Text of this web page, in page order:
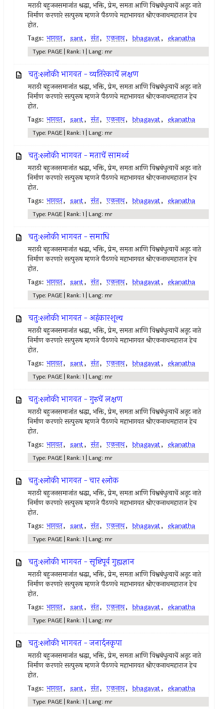
मराठी बहुजनसमाजांत श्रद्धा, भक्ति, प्रेम, समता आणि विश्वबंधुत्वाचें अतूट नाते
निर्माण करणारे सत्पुरूष म्हणजे पैठणचे महाभागवत श्रीएकनाथमहाराज हेच
होत.
Tags: भागवत, sant, संत, एकनाथ, bhagavat, ekanatha
Type: PAGE | Rank: 1 | Lang: mr
चतुःश्लोकी भागवत - व्यतिरेकाचें लक्षण
मराठी बहुजनसमाजांत श्रद्धा, भक्ति, प्रेम, समता आणि विश्वबंधुत्वाचें अतूट नाते
निर्माण करणारे सत्पुरूष म्हणजे पैठणचे महाभागवत श्रीएकनाथमहाराज हेच
होत.
Tags: भागवत, sant, संत, एकनाथ, bhagavat, ekanatha
Type: PAGE | Rank: 1 | Lang: mr
चतुःश्लोकी भागवत - मताचें सामर्थ्य
मराठी बहुजनसमाजांत श्रद्धा, भक्ति, प्रेम, समता आणि विश्वबंधुत्वाचें अतूट नाते
निर्माण करणारे सत्पुरूष म्हणजे पैठणचे महाभागवत श्रीएकनाथमहाराज हेच
होत.
Tags: भागवत, sant, संत, एकनाथ, bhagavat, ekanatha
Type: PAGE | Rank: 1 | Lang: mr
चतुःश्लोकी भागवत - समाधि
मराठी बहुजनसमाजांत श्रद्धा, भक्ति, प्रेम, समता आणि विश्वबंधुत्वाचें अतूट नाते
निर्माण करणारे सत्पुरूष म्हणजे पैठणचे महाभागवत श्रीएकनाथमहाराज हेच
होत.
Tags: भागवत, sant, संत, एकनाथ, bhagavat, ekanatha
Type: PAGE | Rank: 1 | Lang: mr
चतुःश्लोकी भागवत - अहंकारशून्य
मराठी बहुजनसमाजांत श्रद्धा, भक्ति, प्रेम, समता आणि विश्वबंधुत्वाचें अतूट नाते
निर्माण करणारे सत्पुरूष म्हणजे पैठणचे महाभागवत श्रीएकनाथमहाराज हेच
होत.
Tags: भागवत, sant, संत, एकनाथ, bhagavat, ekanatha
Type: PAGE | Rank: 1 | Lang: mr
चतुःश्लोकी भागवत - गुरुचें लक्षण
मराठी बहुजनसमाजांत श्रद्धा, भक्ति, प्रेम, समता आणि विश्वबंधुत्वाचें अतूट नाते
निर्माण करणारे सत्पुरूष म्हणजे पैठणचे महाभागवत श्रीएकनाथमहाराज हेच
होत.
Tags: भागवत, sant, संत, एकनाथ, bhagavat, ekanatha
Type: PAGE | Rank: 1 | Lang: mr
चतुःश्लोकी भागवत - चार श्लोक
मराठी बहुजनसमाजांत श्रद्धा, भक्ति, प्रेम, समता आणि विश्वबंधुत्वाचें अतूट नाते
निर्माण करणारे सत्पुरूष म्हणजे पैठणचे महाभागवत श्रीएकनाथमहाराज हेच
होत.
Tags: भागवत, sant, संत, एकनाथ, bhagavat, ekanatha
Type: PAGE | Rank: 1 | Lang: mr
चतुःश्लोकी भागवत - सृष्टिपूर्व गुह्यज्ञान
मराठी बहुजनसमाजांत श्रद्धा, भक्ति, प्रेम, समता आणि विश्वबंधुत्वाचें अतूट नाते
निर्माण करणारे सत्पुरूष म्हणजे पैठणचे महाभागवत श्रीएकनाथमहाराज हेच
होत.
Tags: भागवत, sant, संत, एकनाथ, bhagavat, ekanatha
Type: PAGE | Rank: 1 | Lang: mr
चतुःश्लोकी भागवत - जनार्दनकृपा
मराठी बहुजनसमाजांत श्रद्धा, भक्ति, प्रेम, समता आणि विश्वबंधुत्वाचें अतूट नाते
निर्माण करणारे सत्पुरूष म्हणजे पैठणचे महाभागवत श्रीएकनाथमहाराज हेच
होत.
Tags: भागवत, sant, संत, एकनाथ, bhagavat, ekanatha
Type: PAGE | Rank: 1 | Lang: mr